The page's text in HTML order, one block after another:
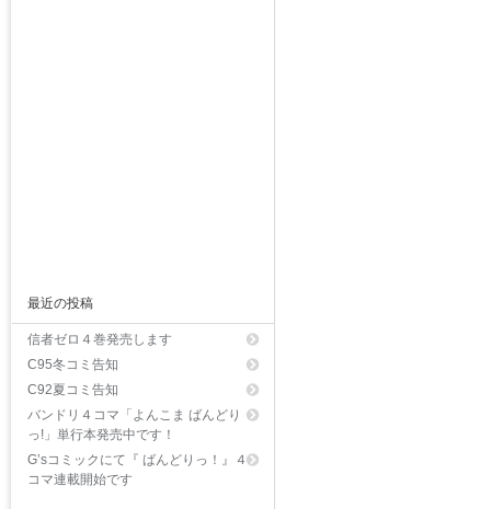
最近の投稿
信者ゼロ４巻発売します
C95冬コミ告知
C92夏コミ告知
バンドリ４コマ「よんこま ばんどり
っ!」単行本発売中です！
G’sコミックにて『 ばんどりっ！』４
コマ連載開始です